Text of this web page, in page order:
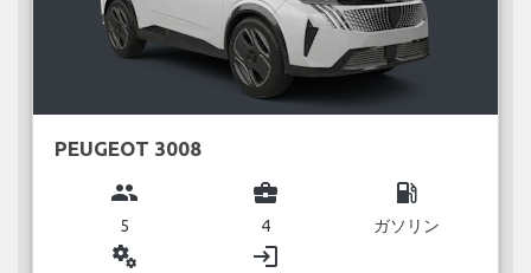
PEUGEOT 3008
group
5
business_center
4
local_gas_station
ガソリン
miscellaneous_services login